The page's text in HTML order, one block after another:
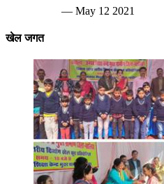
— May 12 2021
खेल जगत